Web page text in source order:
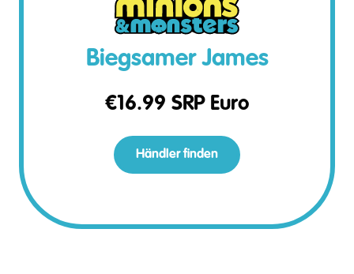
Biegsamer James
€16.99 SRP Euro
Händler finden